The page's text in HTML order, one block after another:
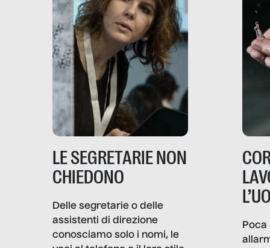
LE SEGRETARIE NON
CHIEDONO
Delle segretarie o delle
assistenti di direzione
conosciamo solo i nomi, le